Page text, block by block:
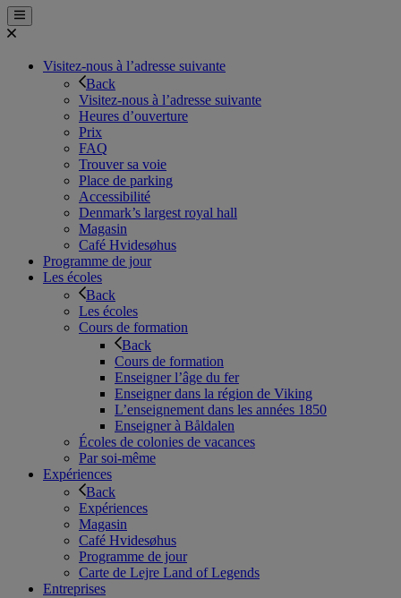
Visitez-nous à l’adresse suivante
Back
Visitez-nous à l’adresse suivante
Heures d’ouverture
Prix
FAQ
Trouver sa voie
Place de parking
Accessibilité
Denmark’s largest royal hall
Magasin
Café Hvidesøhus
Programme de jour
Les écoles
Back
Les écoles
Cours de formation
Back
Cours de formation
Enseigner l’âge du fer
Enseigner dans la région de Viking
L’enseignement dans les années 1850
Enseigner à Båldalen
Écoles de colonies de vacances
Par soi-même
Expériences
Back
Expériences
Magasin
Café Hvidesøhus
Programme de jour
Carte de Lejre Land of Legends
Entreprises